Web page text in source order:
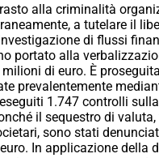
alla criminalità
a tutelare il
di flussi
portato alla
di euro. È
prevalentemente
1.747 controlli
il sequestro di
sono stati
In applicazione della